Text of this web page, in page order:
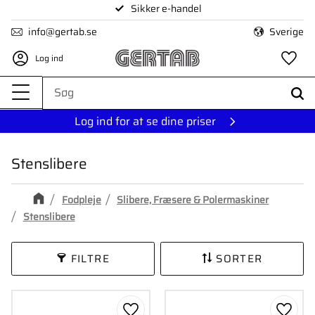
Menu
Sikker e-handel
info@gertab.se
Sverige
Log ind
Log ind for at se dine priser
Stenslibere
Fodpleje
Slibere, Fræsere & Polermaskiner
Stenslibere
FILTRE SORTER